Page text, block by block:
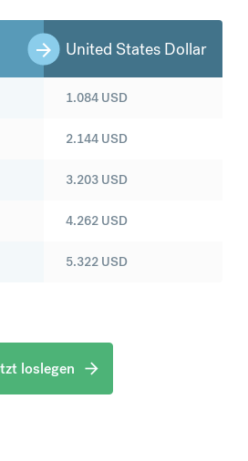
United States Dollar
1.084 USD
2.144 USD
3.203 USD
4.262 USD
5.322 USD
loslegen